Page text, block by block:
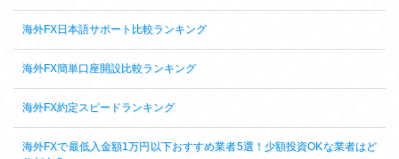
海外FX日本語サポート比較ランキング
海外FX簡単口座開設比較ランキング
海外FX約定スピードランキング
海外FXで最低入金額1万円以下おすすめ業者5選！少額投資OKな業者はど